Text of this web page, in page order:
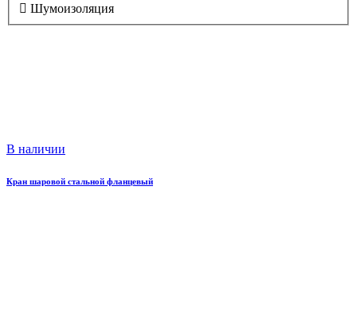
Шумоизоляция
В наличии
Кран шаровой стальной фланцевый